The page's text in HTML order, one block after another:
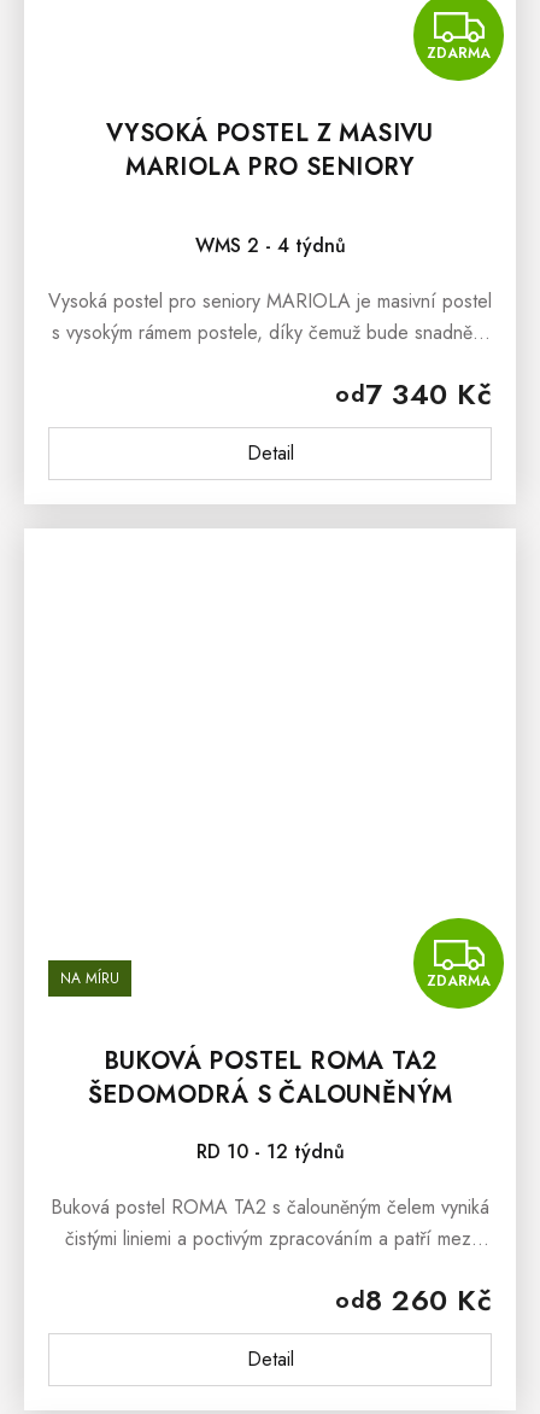
ZDARMA
VYSOKÁ POSTEL Z MASIVU
MARIOLA PRO SENIORY
WMS 2 - 4 týdnů
od7 340 Kč
Detail
Vysoká postel pro seniory MARIOLA je masivní postel
s vysokým rámem postele, díky čemuž bude snadnější
MARIOLA je ručně...
NA MÍRU ZDARMA
BUKOVÁ POSTEL ROMA TA2
ŠEDOMODRÁ S ČALOUNĚNÝM
RD 10 - 12 týdnů
od8 260 Kč
Detail
Buková postel ROMA TA2 s čalouněným čelem vyniká
čistými liniemi a poctivým zpracováním a patří mezi
stačí už jen zvolit...